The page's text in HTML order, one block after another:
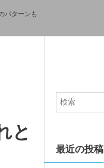
パターンも
と
最近の投稿